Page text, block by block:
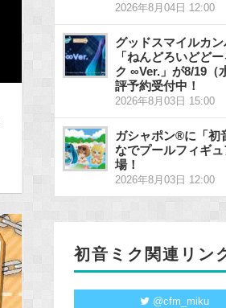
2026年8月04日 12:00
グッドスマイルカン
「ねんどろいどど
ク ∞Ver.」が8/19（
評予約受付中！
2026年8月03日 15:00
ガシャポン®に「初
なでプールフィギ
場！
2026年8月03日 12:00
初音ミク関連リン
@cfm_miku